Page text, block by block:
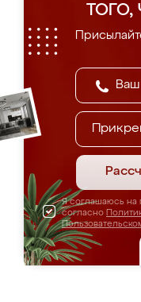
Я соглашаюсь на
согласно